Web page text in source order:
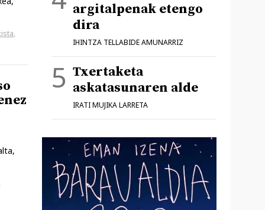
,
,
argitalpenak etengo
dira
IHINTZA TELLABIDE AMUNARRIZ
Txertaketa
askatasunaren alde
IRATI MUJIKA LARRETA